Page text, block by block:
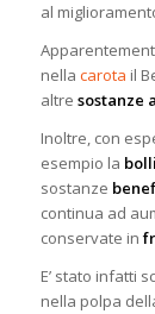
al
nella carota il
altre sostanze
Inoltre, con
esempio la
sostanze
continua ad
conservate in
E’ stato infatti
nella polpa